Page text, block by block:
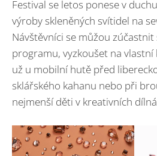
Festival se letos ponese v
výroby skleněných svítidel na
Návštěvníci se můžou
programu, vyzkoušet na vlastní
už u mobilní hutě před
sklářského kahanu nebo při
nejmenší děti v kreativních